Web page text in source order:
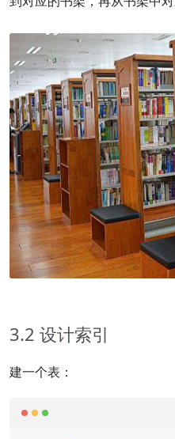
3.2 设计索引
建一个表：